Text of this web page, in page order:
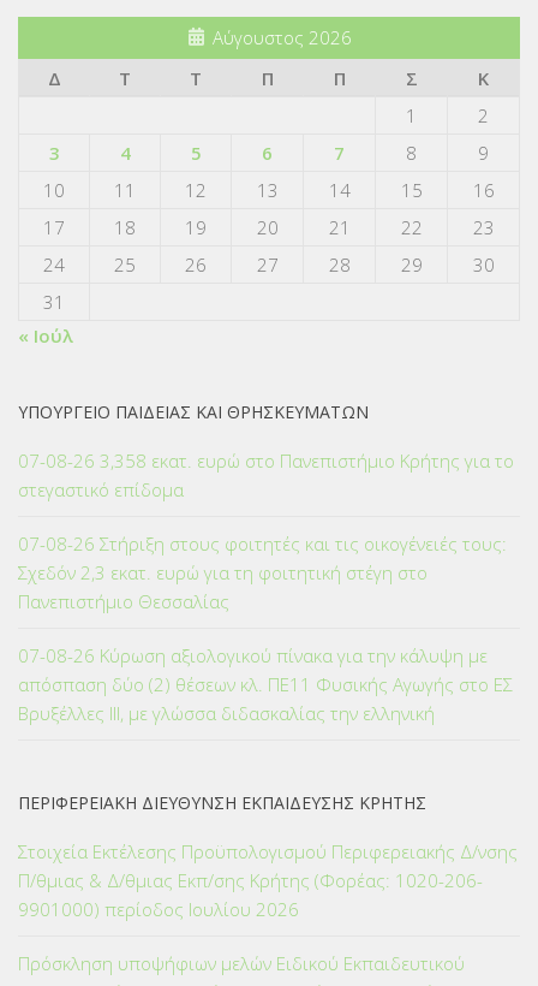
Αύγουστος 2026
Δ
Τ Τ Π Π Σ
Κ
1
2
3
4 5 6 7 8
9
10
11 12 13 14 15
16
17
18 19 20 21 22
23
24
25 26 27 28 29
30
31
« Ιούλ
ΥΠΟΥΡΓΕΙΟ ΠΑΙΔΕΙΑΣ ΚΑΙ ΘΡΗΣΚΕΥΜΑΤΩΝ
07-08-26 3,358 εκατ. ευρώ στο Πανεπιστήμιο Κρήτης για το
στεγαστικό επίδομα
07-08-26 Στήριξη στους φοιτητές και τις οικογένειές τους:
Σχεδόν 2,3 εκατ. ευρώ για τη φοιτητική στέγη στο
Πανεπιστήμιο Θεσσαλίας
07-08-26 Κύρωση αξιολογικού πίνακα για την κάλυψη με
απόσπαση δύο (2) θέσεων κλ. ΠΕ11 Φυσικής Αγωγής στο ΕΣ
Βρυξέλλες ΙΙΙ, με γλώσσα διδασκαλίας την ελληνική
ΠΕΡΙΦΕΡΕΙΑΚΗ ΔΙΕΥΘΥΝΣΗ ΕΚΠΑΙΔΕΥΣΗΣ ΚΡΗΤΗΣ
Στοιχεία Εκτέλεσης Προϋπολογισμού Περιφερειακής Δ/νσης
Π/θμιας & Δ/θμιας Εκπ/σης Κρήτης (Φορέας: 1020-206-
9901000) περίοδος Ιουλίου 2026
Πρόσκληση υποψήφιων μελών Ειδικού Εκπαιδευτικού